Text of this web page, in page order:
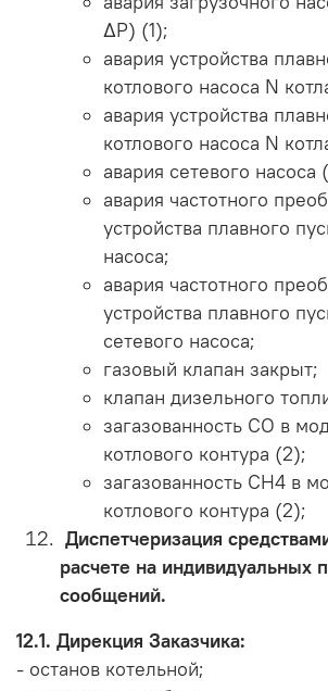
ΔP) (1);
авария устройства
котлового насоса N
авария устройства
котлового насоса N
авария сетевого
авария частотного
устройства плавного
насоса;
авария частотного
устройства плавного
сетевого насоса;
газовый клапан закрыт;
клапан дизельного
загазованность СО в
котлового контура (2);
загазованность СН4 в
котлового контура (2);
Диспетчеризация
расчете на индивидуальных
сообщений.
12.1. Дирекция Заказчика:
- останов котельной;